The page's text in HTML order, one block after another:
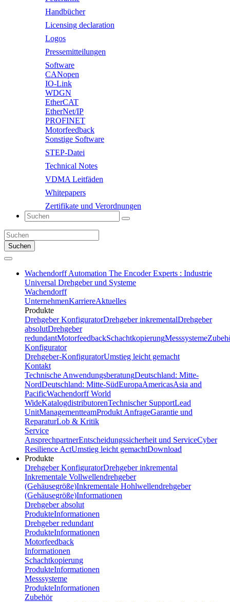
Handbücher
Licensing declaration
Logos
Pressemitteilungen
Software
CANopen
IO-Link
WDGN
EtherCAT
EtherNet/IP
PROFINET
Motorfeedback
Sonstige Software
STEP-Datei
Technical Notes
VDMA Leitfäden
Whitepapers
Zertifikate und Verordnungen
Suchen
Wachendorff Automation The Encoder Experts : Industrie
Universal Drehgeber und Systeme
Wachendorff
UnternehmenKarriereAktuelles
Produkte
Drehgeber KonfiguratorDrehgeber inkrementalDrehgeber
absolutDrehgeber
redundantMotorfeedbackSchachtkopierungMesssysteme
Konfigurator
Drehgeber-KonfiguratorUmstieg leicht gemacht
Kontakt
Technische AnwendungsberatungDeutschland: Mitte-
NordDeutschland: Mitte-SüdEuropaAmericasAsia and
PacificWachendorff World
WideKatalogdistributorenTechnischer SupportLead
UnitManagementteamProdukt AnfrageGarantie und
ReparaturLob & Kritik
Service
AnsprechpartnerEntscheidungssicherheit und ServiceCyber
Resilience ActUmstieg leicht gemachtDownload
Produkte
Drehgeber KonfiguratorDrehgeber inkremental
Inkrementale Vollwellendrehgeber
(Gehäusegröße)Inkrementale Hohlwellendrehgeber
(Gehäusegröße)Informationen
Drehgeber absolut
ProdukteInformationen
Drehgeber redundant
ProdukteInformationen
Motorfeedback
Informationen
Schachtkopierung
ProdukteInformationen
Messsysteme
ProdukteInformationen
Zubehör